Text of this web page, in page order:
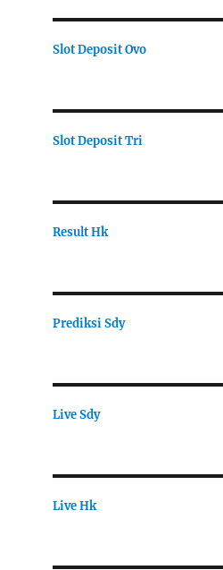
Slot Deposit Ovo
Slot Deposit Tri
Result Hk
Prediksi Sdy
Live Sdy
Live Hk